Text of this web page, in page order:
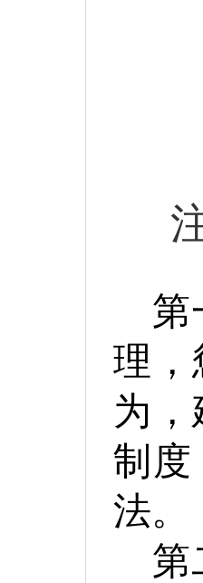
第
理，
为
制度
法。
第